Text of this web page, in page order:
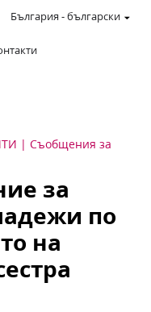
България -български
Съобщения за
за
по
на